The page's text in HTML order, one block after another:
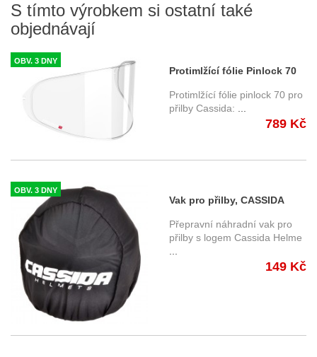
S tímto výrobkem si ostatní také
objednávají
OBV. 3 DNY
Protimlžící fólie Pinlock 70
pro vybrané přilby Cassida
Protimlžící fólie pinlock 70 pro
přilby Cassida:
789 Kč
OBV. 3 DNY
Vak pro přilby, CASSIDA
Přepravní náhradní vak pro
přilby s logem Cassida Helme
149 Kč